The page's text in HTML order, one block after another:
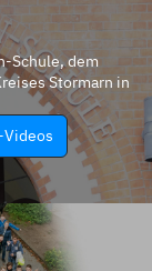
Schule, dem
Stormarn in